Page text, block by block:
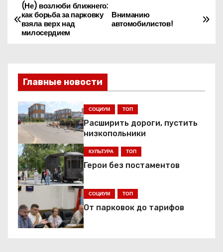
Н
а
и
г
а
ц
и
я
п
о
Вниманию
автомобилистов!
(Не) возлюби ближнего:
как борьба за парковку
взяла верх над
милосердием
Главные новости
СОЦИУМ ТОП
Расширить дороги, пустить
низкопольники
КУЛЬТУРА ТОП
Герои без постаментов
СОЦИУМ ТОП
От парковок до тарифов